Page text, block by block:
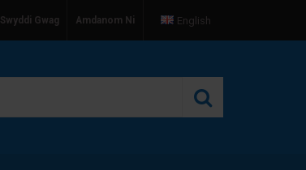
Swyddi Gwag Amdanom Ni English